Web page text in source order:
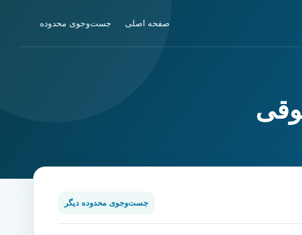
صفحه اصلی جست‌وجوی محدوده
جست‌وجوی محدوده دیگر